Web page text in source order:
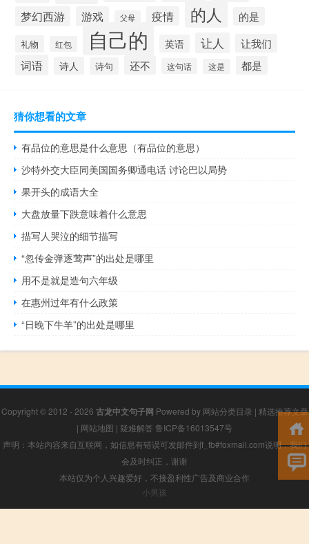
梦幻西游 游戏 父母 疫情 的人 的是
礼物 红包 自己的 英语 让人 让我们
词语 诗人 诗句 还不 这句话 这是 都是
猜你想看的文章
有品位的意思是什么意思（有品位的意思）
沙特外交大臣同美国国务卿通电话 讨论巴以局势
果开头的成语大全
大盘放量下跌意味着什么意思
描写人哭泣的细节描写
“忽传金弹逐莺声”的出处是哪里
用不是就是造句六年级
在惠州过年有什么政策
“日晚下牛羊”的出处是哪里
Copyright © 2012 - 2026 古龙中文句子网 Powered by 网站分类目录 | 精选推荐文章
| 网站地图 | 疑难解答 鲁ICP备16013547号
声明：本站内容来自互联网，如信息有错误可发邮件到f_fb#foxmail.com说明，我们
会及时纠正，谢谢
本站仅为个人兴趣爱好，不接盈利性广告及商业合作
小男孩